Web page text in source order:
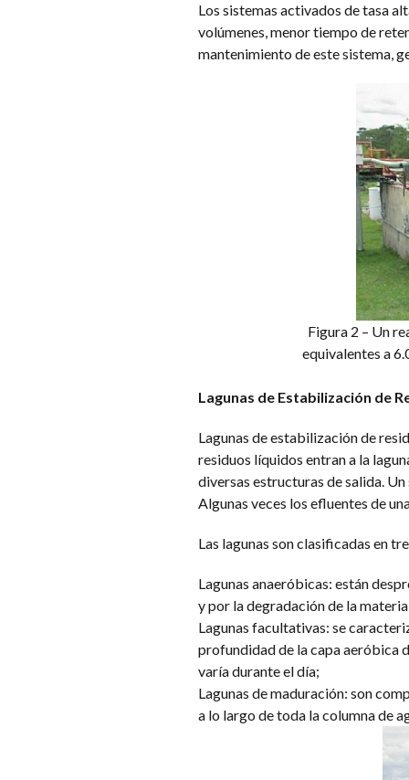
Los sistemas activados de tasa
volúmenes, menor tiempo de
mantenimiento de este sistema,
Figura 2 – Un
equivalentes a
Lagunas de Estabilización de
Lagunas de estabilización de
residuos líquidos entran a la
diversas estructuras de salida.
Algunas veces los efluentes de
Las lagunas son clasificadas en
Lagunas anaeróbicas: están
y por la degradación de la
Lagunas facultativas: se
profundidad de la capa aeróbica
varía durante el día;
Lagunas de maduración: son
a lo largo de toda la columna de